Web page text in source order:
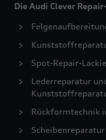
Die Audi Clever
Spot-Repair-
Lederreparatur
Rückformtechnik
Scheibenreparatur